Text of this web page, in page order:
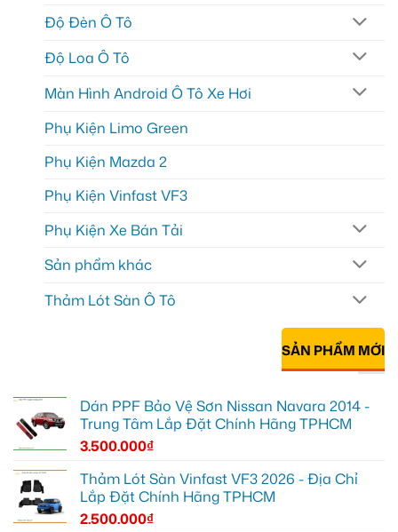
Độ Đèn Ô Tô
Độ Loa Ô Tô
Màn Hình Android Ô Tô Xe Hơi
Phụ Kiện Limo Green
Phụ Kiện Mazda 2
Phụ Kiện Vinfast VF3
Phụ Kiện Xe Bán Tải
Sản phẩm khác
Thảm Lót Sàn Ô Tô
SẢN PHẨM MỚI
Dán PPF Bảo Vệ Sơn Nissan Navara 2014 -
Trung Tâm Lắp Đặt Chính Hãng TPHCM
3.500.000₫
Thảm Lót Sàn Vinfast VF3 2026 - Địa Chỉ
Lắp Đặt Chính Hãng TPHCM
2.500.000₫